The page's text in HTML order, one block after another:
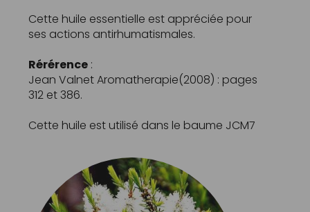
Cette huile essentielle est appréciée pour
ses actions antirhumatismales.
Rérérence :
Jean Valnet Aromatherapie(2008) : pages
312 et 386.
Cette huile est utilisé dans le baume JCM7